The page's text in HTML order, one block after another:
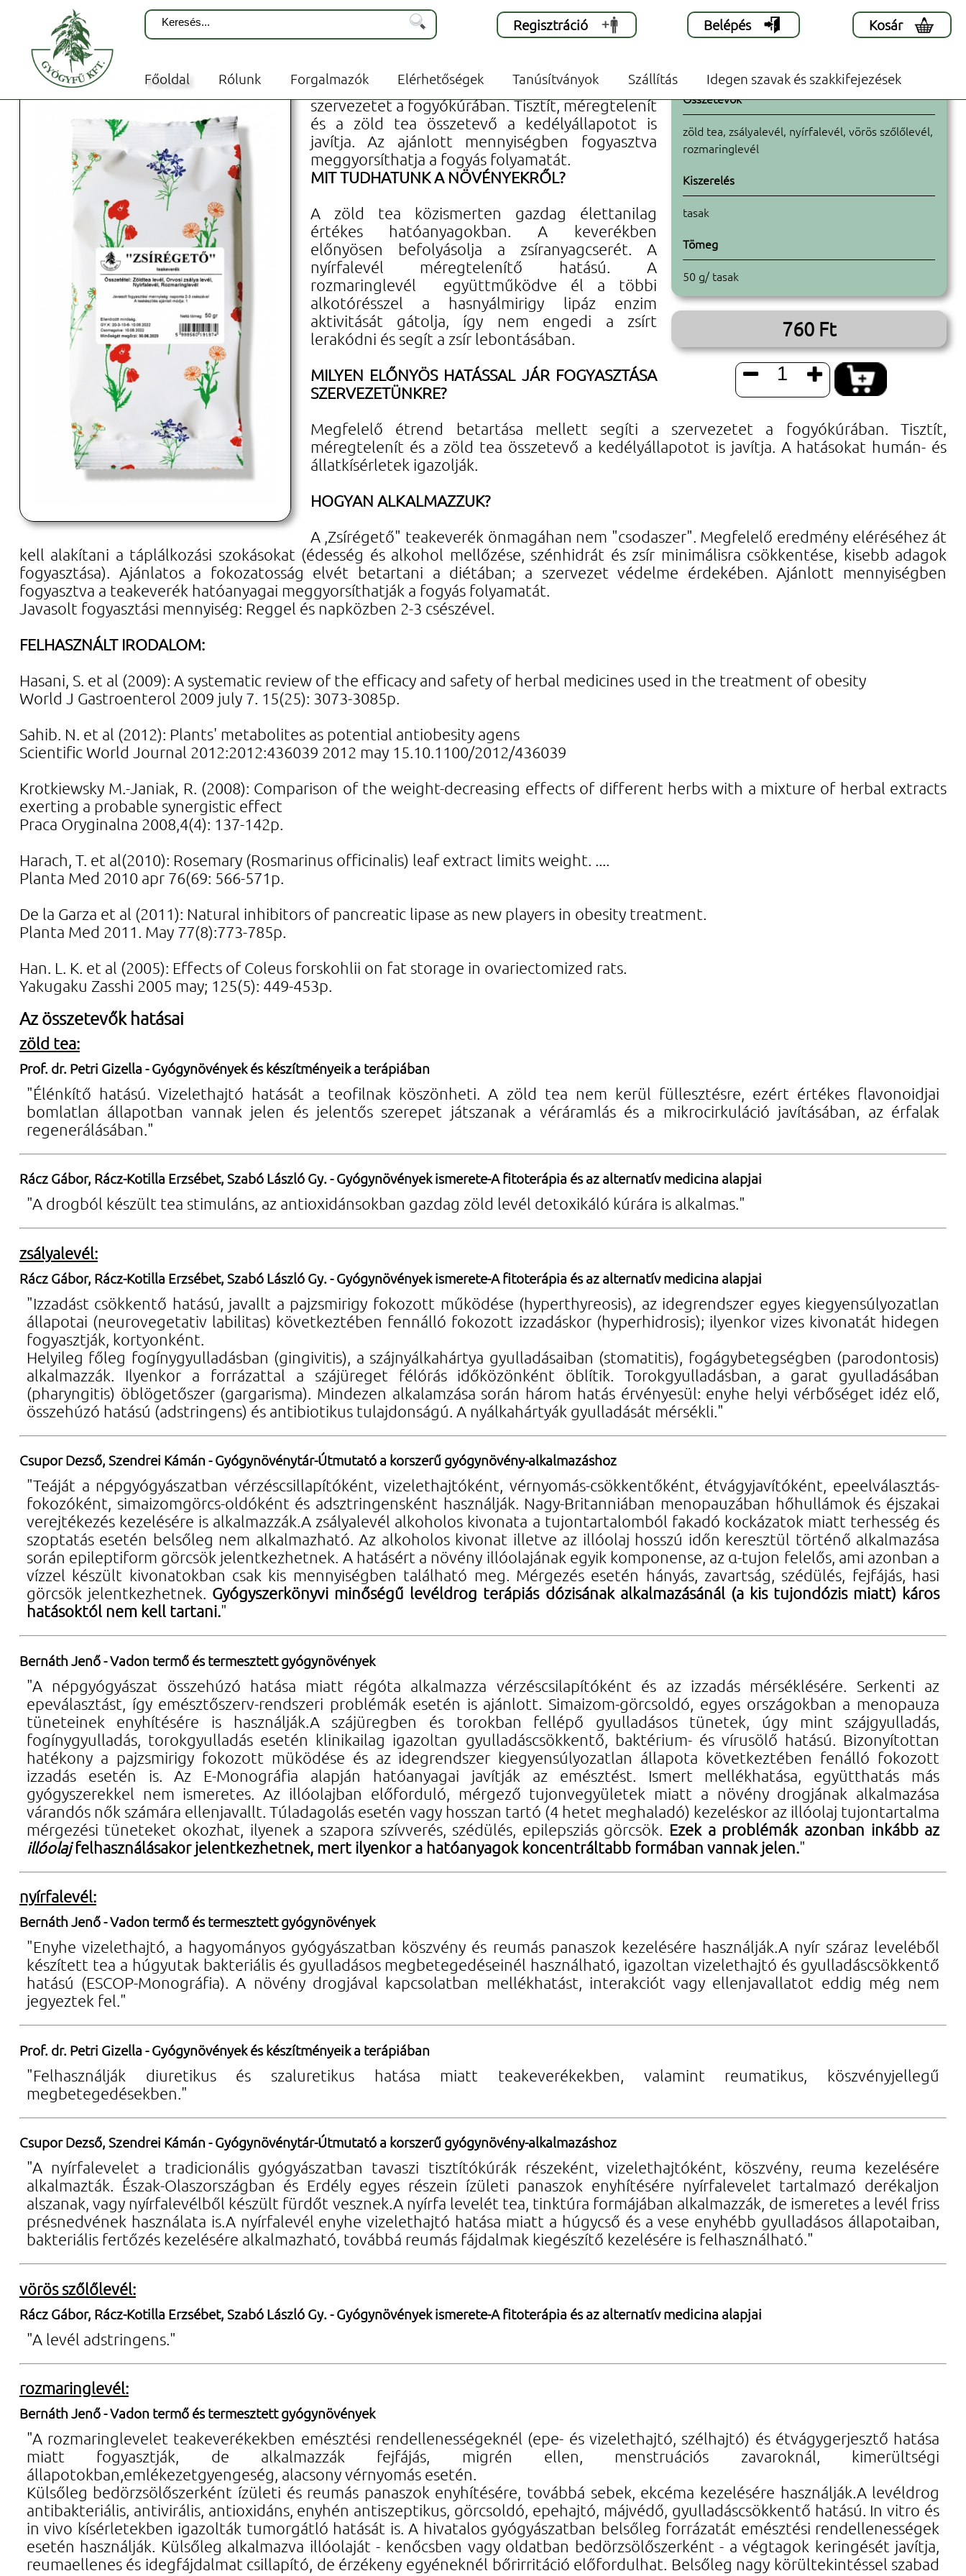
Regisztráció Belépés Kosár
Főoldal Rólunk Forgalmazók Elérhetőségek Tanúsítványok Szállítás Idegen szavak és szakkifejezések
Terápiás teák - Szálas keverék teák -Zsírégető 50 g
Összetevők
zöld tea, zsályalevél, nyírfalevél, vörös szőlőlevél,
rozmaringlevél
Kiszerelés
tasak
Tömeg
50 g/ tasak
760 Ft
 
Megfelelő étrend betartása mellett segíti a
szervezetet a fogyókúrában. Tisztít, méregtelenít
és a zöld tea összetevő a kedélyállapotot is
javítja. Az ajánlott mennyiségben fogyasztva
meggyorsíthatja a fogyás folyamatát.
MIT TUDHATUNK A NÖVÉNYEKRŐL?
A zöld tea közismerten gazdag élettanilag
értékes hatóanyagokban. A keverékben
előnyösen befolyásolja a zsíranyagcserét. A
nyírfalevél méregtelenítő hatású. A
rozmaringlevél együttműködve él a többi
alkotórésszel a hasnyálmirigy lipáz enzim
aktivitását gátolja, így nem engedi a zsírt
lerakódni és segít a zsír lebontásában.
MILYEN ELŐNYÖS HATÁSSAL JÁR FOGYASZTÁSA
SZERVEZETÜNKRE?
Megfelelő étrend betartása mellett segíti a szervezetet a fogyókúrában. Tisztít,
méregtelenít és a zöld tea összetevő a kedélyállapotot is javítja. A hatásokat humán- és
állatkísérletek igazolják.
HOGYAN ALKALMAZZUK?
A ,Zsírégető" teakeverék önmagáhan nem "csodaszer". Megfelelő eredmény eléréséhez át
kell alakítani a táplálkozási szokásokat (édesség és alkohol mellőzése, szénhidrát és zsír minimálisra csökkentése, kisebb adagok
fogyasztása). Ajánlatos a fokozatosság elvét betartani a diétában; a szervezet védelme érdekében. Ajánlott mennyiségben
fogyasztva a teakeverék hatóanyagai meggyorsíthatják a fogyás folyamatát.
Javasolt fogyasztási mennyiség: Reggel és napközben 2-3 csészével.
FELHASZNÁLT IRODALOM:
Hasani, S. et al (2009): A systematic review of the efficacy and safety of herbal medicines used in the treatment of obesity
World J Gastroenterol 2009 july 7. 15(25): 3073-3085p.
Sahib. N. et al (2012): Plants' metabolites as potential antiobesity agens
Scientific World Journal 2012:2012:436039 2012 may 15.10.1100/2012/436039
Krotkiewsky M.-Janiak, R. (2008): Comparison of the weight-decreasing effects of different herbs with a mixture of herbal extracts
exerting a probable synergistic effect
Praca Oryginalna 2008,4(4): 137-142p.
Harach, T. et al(2010): Rosemary (Rosmarinus officinalis) leaf extract limits weight. ....
Planta Med 2010 apr 76(69: 566-571p.
De la Garza et al (2011): Natural inhibitors of pancreatic lipase as new players in obesity treatment.
Planta Med 2011. May 77(8):773-785p.
Han. L. K. et al (2005): Effects of Coleus forskohlii on fat storage in ovariectomized rats.
Yakugaku Zasshi 2005 may; 125(5): 449-453p.
Az összetevők hatásai
zöld tea:
Prof. dr. Petri Gizella - Gyógynövények és készítményeik a terápiában
"Élénkítő hatású. Vizelethajtó hatását a teofilnak köszönheti. A zöld tea nem kerül füllesztésre, ezért értékes flavonoidjai
bomlatlan állapotban vannak jelen és jelentős szerepet játszanak a véráramlás és a mikrocirkuláció javításában, az érfalak
regenerálásában."
Rácz Gábor, Rácz-Kotilla Erzsébet, Szabó László Gy. - Gyógynövények ismerete-A fitoterápia és az alternatív medicina alapjai
"A drogból készült tea stimuláns, az antioxidánsokban gazdag zöld levél detoxikáló kúrára is alkalmas."
zsályalevél:
Rácz Gábor, Rácz-Kotilla Erzsébet, Szabó László Gy. - Gyógynövények ismerete-A fitoterápia és az alternatív medicina alapjai
"Izzadást csökkentő hatású, javallt a pajzsmirigy fokozott működése (hyperthyreosis), az idegrendszer egyes kiegyensúlyozatlan
állapotai (neurovegetativ labilitas) következtében fennálló fokozott izzadáskor (hyperhidrosis); ilyenkor vizes kivonatát hidegen
fogyasztják, kortyonként.
Helyileg főleg fogínygyulladásban (gingivitis), a szájnyálkahártya gyulladásaiban (stomatitis), fogágybetegségben (parodontosis)
alkalmazzák. Ilyenkor a forrázattal a szájüreget félórás időközönként öblítik. Torokgyulladásban, a garat gyulladásában
(pharyngitis) öblögetőszer (gargarisma). Mindezen alkalamzása során három hatás érvényesül: enyhe helyi vérbőséget idéz elő,
összehúzó hatású (adstringens) és antibiotikus tulajdonságú. A nyálkahártyák gyulladását mérsékli."
Csupor Dezső, Szendrei Kámán - Gyógynövénytár-Útmutató a korszerű gyógynövény-alkalmazáshoz
"Teáját a népgyógyászatban vérzéscsillapítóként, vizelethajtóként, vérnyomás-csökkentőként, étvágyjavítóként, epeelválasztás-
fokozóként, simaizomgörcs-oldóként és adsztringensként használják. Nagy-Britanniában menopauzában hőhullámok és éjszakai
verejtékezés kezelésére is alkalmazzák.A zsályalevél alkoholos kivonata a tujontartalomból fakadó kockázatok miatt terhesség és
szoptatás esetén belsőleg nem alkalmazható. Az alkoholos kivonat illetve az illóolaj hosszú időn keresztül történő alkalmazása
során epileptiform görcsök jelentkezhetnek. A hatásért a növény illóolajának egyik komponense, az α-tujon felelős, ami azonban a
vízzel készült kivonatokban csak kis mennyiségben található meg. Mérgezés esetén hányás, zavartság, szédülés, fejfájás, hasi
görcsök jelentkezhetnek. Gyógyszerkönyvi minőségű levéldrog terápiás dózisának alkalmazásánál (a kis tujondózis miatt) káros
hatásoktól nem kell tartani."
Bernáth Jenő - Vadon termő és termesztett gyógynövények
"A népgyógyászat összehúzó hatása miatt régóta alkalmazza vérzéscsilapítóként és az izzadás mérséklésére. Serkenti az
epeválasztást, így emésztőszerv-rendszeri problémák esetén is ajánlott. Simaizom-görcsoldó, egyes országokban a menopauza
tüneteinek enyhítésére is használják.A szájüregben és torokban fellépő gyulladásos tünetek, úgy mint szájgyulladás,
fogínygyulladás, torokgyulladás esetén klinikailag igazoltan gyulladáscsökkentő, baktérium- és vírusölő hatású. Bizonyítottan
hatékony a pajzsmirigy fokozott müködése és az idegrendszer kiegyensúlyozatlan állapota következtében fenálló fokozott
izzadás esetén is. Az E-Monográfia alapján hatóanyagai javítják az emésztést. Ismert mellékhatása, együtthatás más
gyógyszerekkel nem ismeretes. Az illóolajban előforduló, mérgező tujonvegyületek miatt a növény drogjának alkalmazása
várandós nők számára ellenjavallt. Túladagolás esetén vagy hosszan tartó (4 hetet meghaladó) kezeléskor az illóolaj tujontartalma
mérgezési tüneteket okozhat, ilyenek a szapora szívverés, szédülés, epilepsziás görcsök. Ezek a problémák azonban inkább az
illóolajfelhasználásakor jelentkezhetnek, mert ilyenkor a hatóanyagok koncentráltabb formában vannak jelen."
nyírfalevél:
Bernáth Jenő - Vadon termő és termesztett gyógynövények
"Enyhe vizelethajtó, a hagyományos gyógyászatban köszvény és reumás panaszok kezelésére használják.A nyír száraz leveléből
készített tea a húgyutak bakteriális és gyulladásos megbetegedéseinél használható, igazoltan vizelethajtó és gyulladáscsökkentő
hatású (ESCOP-Monográfia). A növény drogjával kapcsolatban mellékhatást, interakciót vagy ellenjavallatot eddig még nem
jegyeztek fel."
Prof. dr. Petri Gizella - Gyógynövények és készítményeik a terápiában
"Felhasználják diuretikus és szaluretikus hatása miatt teakeverékekben, valamint reumatikus, köszvényjellegű
megbetegedésekben."
Csupor Dezső, Szendrei Kámán - Gyógynövénytár-Útmutató a korszerű gyógynövény-alkalmazáshoz
"A nyírfalevelet a tradicionális gyógyászatban tavaszi tisztítókúrák részeként, vizelethajtóként, köszvény, reuma kezelésére
alkalmazták. Észak-Olaszországban és Erdély egyes részein ízületi panaszok enyhítésére nyírfalevelet tartalmazó derékaljon
alszanak, vagy nyírfalevélből készült fürdőt vesznek.A nyírfa levelét tea, tinktúra formájában alkalmazzák, de ismeretes a levél friss
présnedvének használata is.A nyírfalevél enyhe vizelethajtó hatása miatt a húgycső és a vese enyhébb gyulladásos állapotaiban,
bakteriális fertőzés kezelésére alkalmazható, továbbá reumás fájdalmak kiegészítő kezelésére is felhasználható."
vörös szőlőlevél:
Rácz Gábor, Rácz-Kotilla Erzsébet, Szabó László Gy. - Gyógynövények ismerete-A fitoterápia és az alternatív medicina alapjai
"A levél adstringens."
rozmaringlevél:
Bernáth Jenő - Vadon termő és termesztett gyógynövények
"A rozmaringlevelet teakeverékekben emésztési rendellenességeknél (epe- és vizelethajtó, szélhajtó) és étvágygerjesztő hatása
miatt fogyasztják, de alkalmazzák fejfájás, migrén ellen, menstruációs zavaroknál, kimerültségi
állapotokban,emlékezetgyengeség, alacsony vérnyomás esetén.
Külsőleg bedörzsölőszerként ízületi és reumás panaszok enyhítésére, továbbá sebek, ekcéma kezelésére használják.A levéldrog
antibakteriális, antivirális, antioxidáns, enyhén antiszeptikus, görcsoldó, epehajtó, májvédő, gyulladáscsökkentő hatású. In vitro és
in vivo kísérletekben igazolták tumorgátló hatását is. A hivatalos gyógyászatban belsőleg forrázatát emésztési rendellenességek
esetén használják. Külsőleg alkalmazva illóolaját - kenőcsben vagy oldatban bedörzsölőszerként - a végtagok keringését javítja,
reumaellenes és idegfájdalmat csillapító, de érzékeny egyéneknél bőrirritáció előfordulhat. Belsőleg nagy körültekintéssel szabad